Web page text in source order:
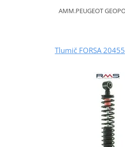
AMM.PEUGEOT
Tlumič FORSA